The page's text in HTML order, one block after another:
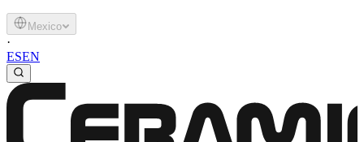
Mexico
·
ESEN